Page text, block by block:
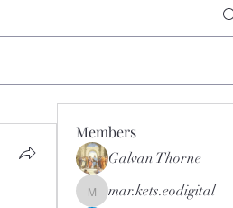
Members
Galvan Thorne
mar.kets.eodigital
mar.kets.eodigital